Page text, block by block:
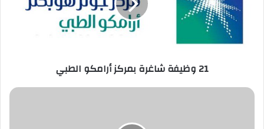
أرامكو
21 وظيفة شاغرة بمركز أرامكو الطبي
وظائف